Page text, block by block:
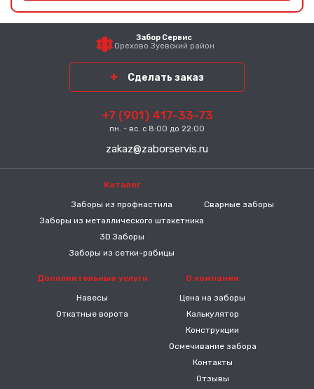
Забор Сервис
Орехово Зуевский район
Сделать заказ
+7 (901) 417-33-73
пн. - вс. с 8:00 до 22:00
zakaz@zaborservis.ru
Каталог
Заборы из профнастила
Заборы из металлического штакетника
3D Заборы
Заборы из сетки-рабицы
Сварные заборы
Дополнительные услуги
Навесы
Откатные ворота
О компании
Цена на заборы
Калькулятор
Конструкции
Осмечивание забора
Контакты
Отзывы